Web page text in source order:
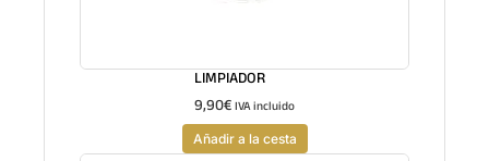
LIMPIADOR
9,90€IVA incluido
Añadir a la cesta